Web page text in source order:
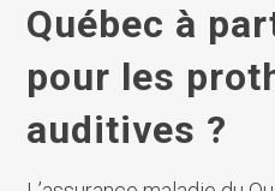
Québec à
pour les
auditives ?